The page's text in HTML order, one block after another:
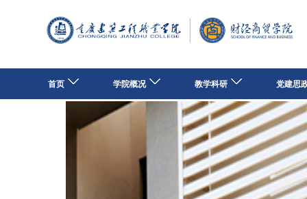
首页 学院概况 教学科研 党建思